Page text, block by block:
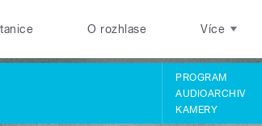
O rozhlase Více
PROGRAM
AUDIOARCHIV
KAMERY